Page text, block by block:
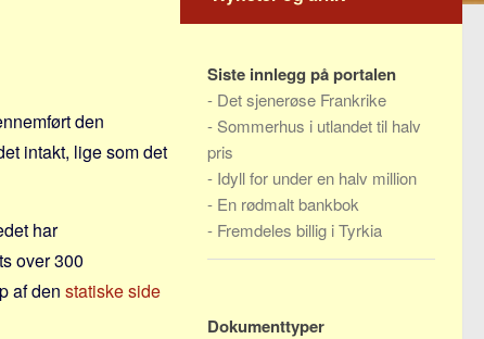
den
intakt, lige som det
har
over 300
af den statiske side
Siste innlegg på portalen
- Det sjenerøse Frankrike
- Sommerhus i utlandet til halv
pris
- Idyll for under en halv million
- En rødmalt bankbok
- Fremdeles billig i Tyrkia
Dokumenttyper